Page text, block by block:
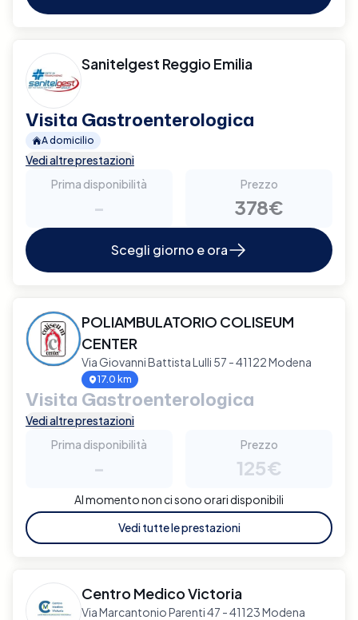
Sanitelgest Reggio Emilia
Visita Gastroenterologica
A domicilio
Vedi altre prestazioni
Prima disponibilità
-
Prezzo
378€
Scegli giorno e ora
POLIAMBULATORIO COLISEUM
CENTER
Via Giovanni Battista Lulli 57 - 41122 Modena
17.0 km
Visita Gastroenterologica
Vedi altre prestazioni
Prima disponibilità
-
Prezzo
125€
Al momento non ci sono orari disponibili
Vedi tutte le prestazioni
Centro Medico Victoria
Via Marcantonio Parenti 47 - 41123 Modena